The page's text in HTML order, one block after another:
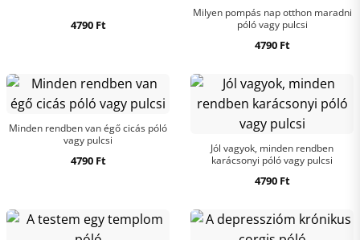
4790 Ft
Milyen pompás nap otthon maradni
póló vagy pulcsi
4790 Ft
Minden rendben van égő cicás póló
vagy pulcsi
4790 Ft
Jól vagyok, minden rendben
karácsonyi póló vagy pulcsi
4790 Ft